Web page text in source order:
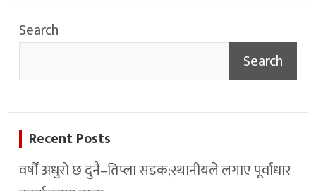
Search
Search
Recent Posts
वर्षौं अधुरो छ दुनै–तिप्ला सडक;स्थानीयले लगाए पूर्वाधार